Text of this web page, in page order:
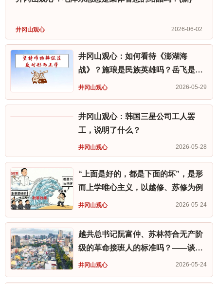
井冈山观心 2026-06-02
井冈山观心：如何看待《澎湖海
战》？施琅是民族英雄吗？岳飞是民
族英雄吗？
井冈山观心 2026-05-29
井冈山观心：韩国三星公司工人罢
工，说明了什么？
井冈山观心 2026-05-28
“上面是好的，都是下面的坏”，是形
而上学唯心主义，以越修、苏修为例
井冈山观心 2026-05-24
越共总书记阮富仲、苏林符合无产阶
级的革命接班人的标准吗？——谈毛
主席的五条接班人标准
井冈山观心 2026-05-24